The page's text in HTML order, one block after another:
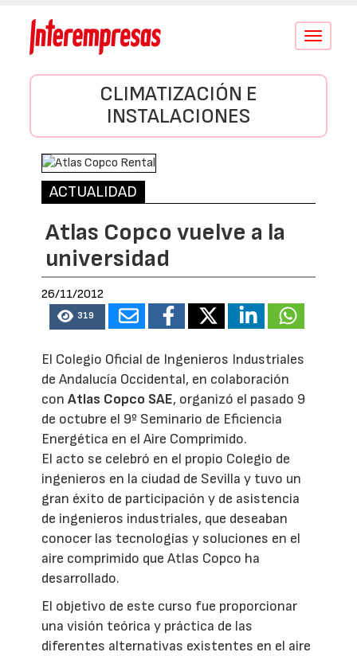
Conmutar
CLIMATIZACIÓN E
INSTALACIONES
ACTUALIDAD
Atlas Copco vuelve a la
universidad
26/11/2012
319
El Colegio Oficial de Ingenieros Industriales
de Andalucía Occidental, en colaboración
conAtlas Copco SAE, organizó el pasado 9
de octubre el 9º Seminario de Eficiencia
Energética en el Aire Comprimido.
El acto se celebró en el propio Colegio de
ingenieros en la ciudad de Sevilla y tuvo un
gran éxito de participación y de asistencia
de ingenieros industriales, que deseaban
conocer las tecnologías y soluciones en el
aire comprimido que Atlas Copco ha
desarrollado.
El objetivo de este curso fue proporcionar
una visión teórica y práctica de las
diferentes alternativas existentes en el aire